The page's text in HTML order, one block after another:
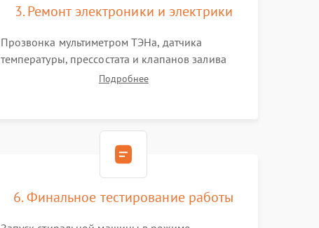
3. Ремонт электроники и электрики
Прозвонка мультиметром ТЭНа, датчика
температуры, прессостата и клапанов залива
воды. Пайка поврежденных дорожек или
Подробнее
6. Финальное тестирование работы